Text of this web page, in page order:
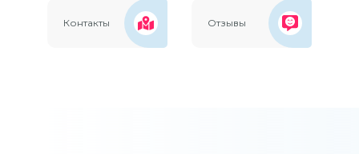
Контакты Отзывы